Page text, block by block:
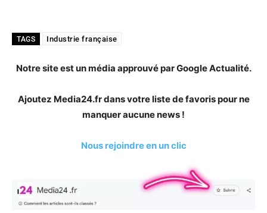
TAGS Industrie française
Notre site est un média approuvé par Google Actualité.
Ajoutez Media24.fr dans votre liste de favoris pour ne
manquer aucune news !
Nous rejoindre en un clic